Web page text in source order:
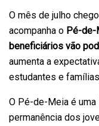
O mês de julho
acompanha o Pé-de-
beneficiários vão
aumenta a
estudantes e
O Pé-de-Meia é
permanência dos